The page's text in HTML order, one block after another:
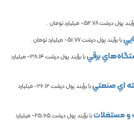
پول درشت-52.78میلیارد تومان .
با برآیند پول درشت-51.77میلیارد تومان .
برقيبا برآیند پول درشت-38.14میلیارد
اي صنعتيبا برآیند پول درشت-26.12میلیارد
و مستغلاتبا برآیند پول درشت-25.65میلیارد